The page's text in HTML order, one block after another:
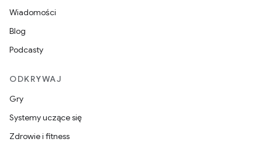
Wiadomości
Blog
Podcasty
ODKRYWAJ
Gry
Systemy uczące się
Zdrowie i fitness